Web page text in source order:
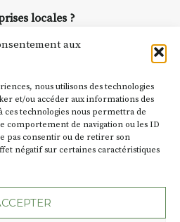
aux
nous utilisons des technologies
et/ou accéder aux informations des
ces technologies nous permettra de
comportement de navigation ou les ID
pas consentir ou de retirer son
négatif sur certaines caractéristiques
les granges d’Auzon. Le
est l’un de ces espaces
activités culturelles de
Cité de Caractère. Par
l’installationCochon
s’inscrit comme en
» du festival d’Auzon 2026
vient le nom :Fumoir?
locales ?
l'actu de Strada